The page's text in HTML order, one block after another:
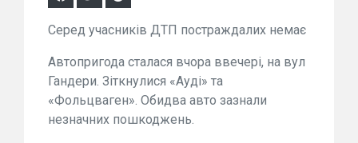
Серед учасників ДТП постраждалих немає
Автопригода сталася вчора ввечері, на вул
Гандери. Зіткнулися «Ауді» та
«Фольцваген». Обидва авто зазнали
незначних пошкоджень.